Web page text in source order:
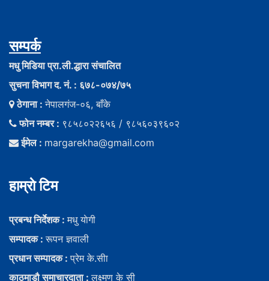
सम्पर्क
मधु मिडिया प्रा.ली.द्धारा संचालित
सुचना विभाग द. नं. : ६७८-०७४/७५
ठेगाना :नेपालगंज-०६, बाँके
फोन नम्बर : ९८५८०२२६५६ / ९८५६०३९६०२
ईमेल : margarekha@gmail.com
हाम्राे टिम
प्रबन्ध निर्देशक :मधु याेगी
सम्पादक :रूपन ज्ञवाली
प्रधान सम्पादक :प्रेम के.सीा
काठमाडौ समाचारदाता :लक्ष्मण के सी